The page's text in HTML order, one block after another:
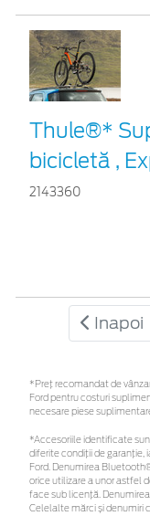
Thule®*
bicicletă ,
2143360
Inapoi
*Preţ recomandat de
Ford pentru costuri
necesare piese
*Accesoriile identificate
diferite condiții de garanție,
Ford. Denumirea
orice utilizare a unor astfel
face sub licență.
Celelalte mărci și denumiri